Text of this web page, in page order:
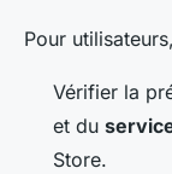
Pour
Vérifier la
et du
Store.